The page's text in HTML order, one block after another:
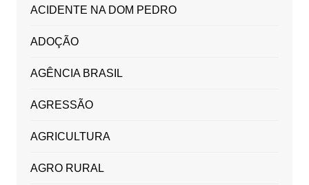
ACIDENTE NA DOM PEDRO
ADOÇÃO
AGÊNCIA BRASIL
AGRESSÃO
AGRICULTURA
AGRO RURAL